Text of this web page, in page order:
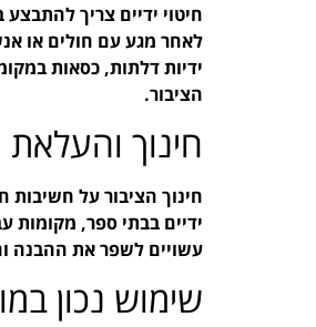
חיטוי ידיים צריך
לאחר מגע עם חולים או
ידיות דלתות, כסאות
הציבור.
חינוך
ידיים בבתי ספר,
עשויים לשפר את ההבנה
שימוש נכון